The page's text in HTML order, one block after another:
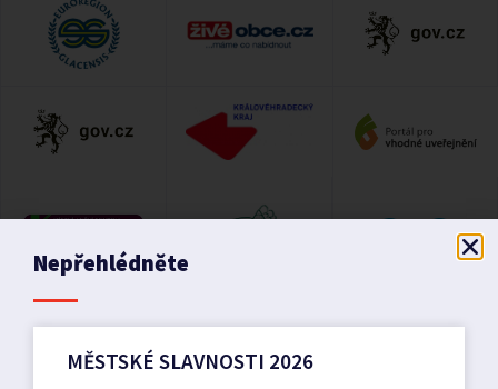
Nepřehlédněte
MĚSTSKÉ SLAVNOSTI 2026